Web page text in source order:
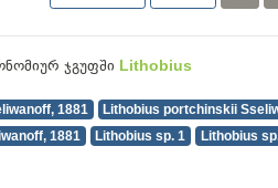
ჯგუფში Lithobius
1881 Lithobius portchinskii
1881
Lithobius sp. 1 Lithobius